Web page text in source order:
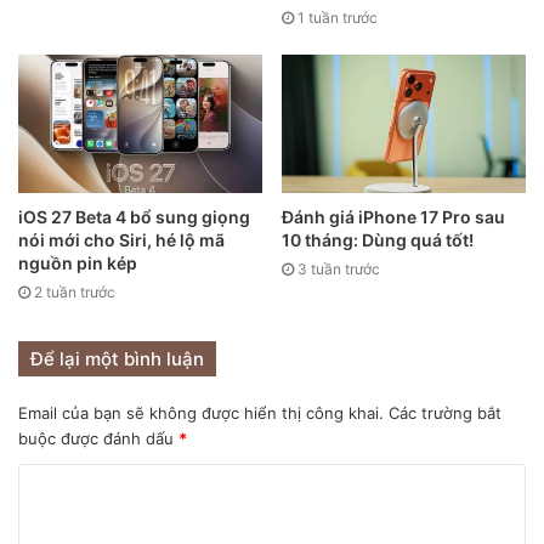
Cấu hình
iPhone 11 và iPhone 11 Pro đều được trang bị chip Apple
A13 đầy mạnh mẽ cùng dung lượng RAM 4GB giúp máy sử
dụng ổn định, mượt mà.
Do thiết kế có phần nhỉnh hơn đôi chút nên iPhone 11 cũng
được trang bị viên pin có dung lượng lớn 3.110 mAh còn
không kém cạnh là bao.
1 tuần trước
iOS 27 Beta 4 bổ sung giọng
nói mới cho Siri, hé lộ mã
nguồn pin kép
2 tuần trước
Đánh giá iPhone 17 Pro sau
10 tháng: Dùng quá tốt!
3 tuần trước
Để lại một bình luận
Email của bạn sẽ không được hiển thị công khai. Các trường bắt
buộc được đánh dấu *